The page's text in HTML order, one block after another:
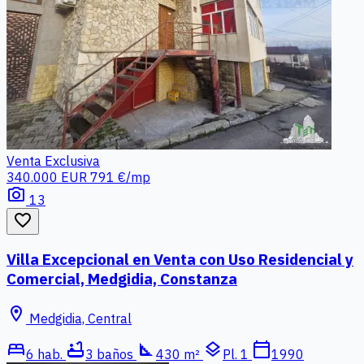
Venta Exclusiva
340.000 EUR 791 €/mp
photo_camera 13
favorite_border
Villa Excepcional en Venta con Uso Residencial y
Comercial, Medgidia, Constanza
location_on Medgidia, Central
bed6 hab. bathtub3 baños square_foot 430 m² layers Pl. 1 calendar_today1990